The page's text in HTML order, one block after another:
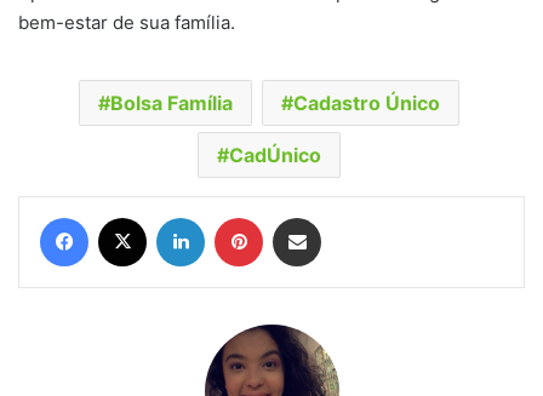
bem-estar de sua família.
Bolsa Família Cadastro Único
CadÚnico
Facebook Linkedin Pinterest